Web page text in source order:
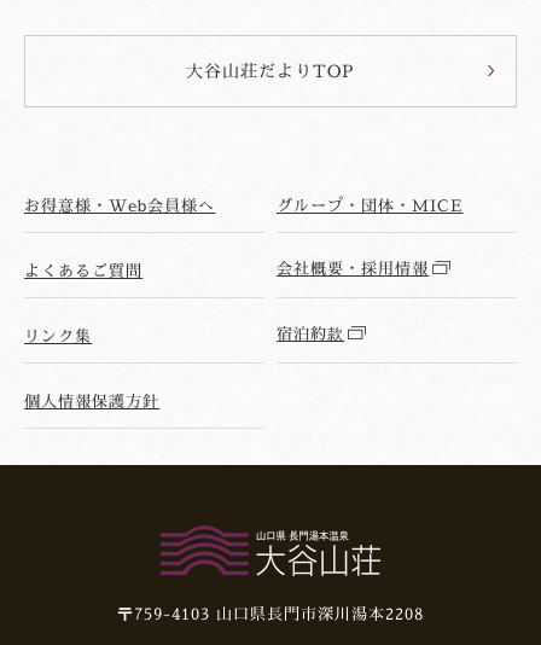
大谷山荘だよりTOP
お得意様・Web会員様へ グループ・団体・MICE
よくあるご質問 会社概要・採用情報
リンク集 宿泊約款
個人情報保護方針
〒759-4103 山口県長門市深川湯本2208